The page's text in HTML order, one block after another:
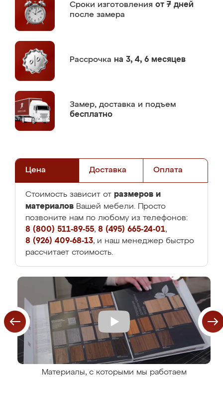
Сроки изготовления от 7 дней
после замера
Рассрочка на 3, 4, 6 месяцев
Замер, доставка и подъем
бесплатно
Цена Доставка Оплата
Стоимость зависит от размеров и
материалов Вашей мебели. Просто
позвоните нам по любому из телефонов:
8 (800) 511-89-55, 8 (495) 665-24-01,
8 (926) 409-68-13, и наш менеджер быстро
рассчитает стоимость.
Материалы, с которыми мы работаем